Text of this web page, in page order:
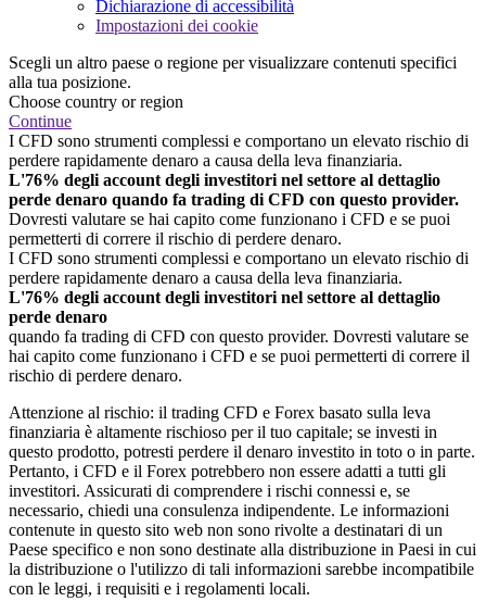
Dichiarazione di accessibilità
Impostazioni dei cookie
Scegli un altro paese o regione per visualizzare contenuti specifici
alla tua posizione.
Choose country or region
Continue
I CFD sono strumenti complessi e comportano un elevato rischio di
perdere rapidamente denaro a causa della leva finanziaria.
L'76% degli account degli investitori nel settore al dettaglio
perde denaro quando fa trading di CFD con questo provider.
Dovresti valutare se hai capito come funzionano i CFD e se puoi
permetterti di correre il rischio di perdere denaro.
I CFD sono strumenti complessi e comportano un elevato rischio di
perdere rapidamente denaro a causa della leva finanziaria.
L'76% degli account degli investitori nel settore al dettaglio
perde denaro
quando fa trading di CFD con questo provider. Dovresti valutare se
hai capito come funzionano i CFD e se puoi permetterti di correre il
rischio di perdere denaro.
Attenzione al rischio: il trading CFD e Forex basato sulla leva
finanziaria è altamente rischioso per il tuo capitale; se investi in
questo prodotto, potresti perdere il denaro investito in toto o in parte.
Pertanto, i CFD e il Forex potrebbero non essere adatti a tutti gli
investitori. Assicurati di comprendere i rischi connessi e, se
necessario, chiedi una consulenza indipendente. Le informazioni
contenute in questo sito web non sono rivolte a destinatari di un
Paese specifico e non sono destinate alla distribuzione in Paesi in cui
la distribuzione o l'utilizzo di tali informazioni sarebbe incompatibile
con le leggi, i requisiti e i regolamenti locali.